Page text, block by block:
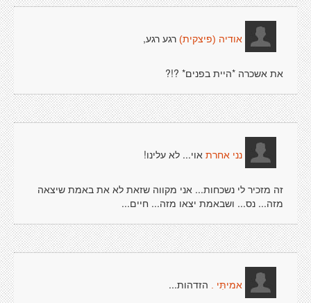
אודיה (פיצקית) רגע רגע,
את אשכרה *היית בפנים* ?!?
נני אחרת אוי... לא עלינו!
זה מזכיר לי נשכחות... אני מקווה שזאת לא את באמת שיצאה
מזה... נס... ושבאמת יצאו מזה... חיים...
אמיתִּי . הזדהות...